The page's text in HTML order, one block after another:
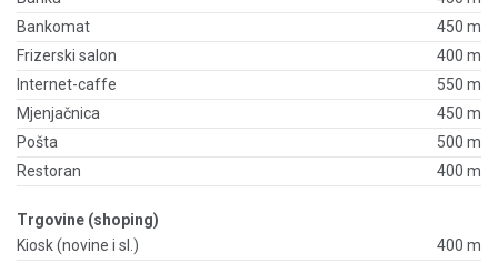
Bankomat
450 m
Frizerski salon
400 m
Internet-caffe
550 m
Mjenjačnica
450 m
Pošta
500 m
Restoran
400 m
Trgovine (shoping)
Kiosk (novine i sl.)
400 m